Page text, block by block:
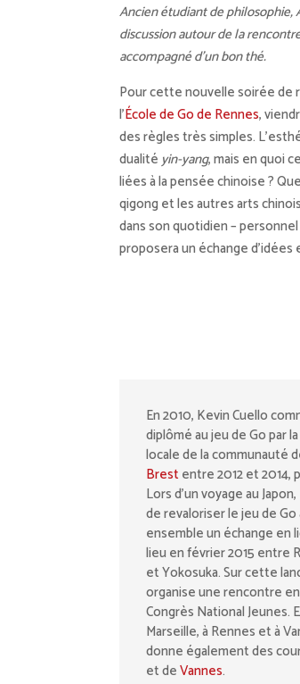
Ancien étudiant de philosophie,
discussion autour de la
accompagné d’un bon thé.
Pour cette nouvelle soirée de
l’École de Go de Rennes,
des règles très simples.
dualitéyin-yang, mais en quoi
liées à la pensée chinoise ?
qigong et les autres arts
dans son quotidien –
proposera un échange
En 2010, Kevin Cuello
diplômé au jeu de Go par la
locale de la communauté
Brestentre 2012 et 2014,
Lors d’un voyage au
de revaloriser le jeu de
ensemble un échange en
lieu en février 2015 entre
et Yokosuka. Sur cette
organise une rencontre
Congrès National Jeunes.
Marseille, à Rennes et à
donne également des
et deVannes.